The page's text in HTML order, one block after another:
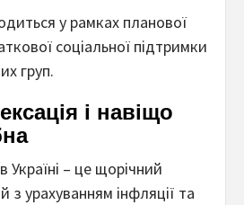
у рамках планової
соціальної підтримки
груп.
і навіщо
Україні – це щорічний
з урахуванням інфляції та